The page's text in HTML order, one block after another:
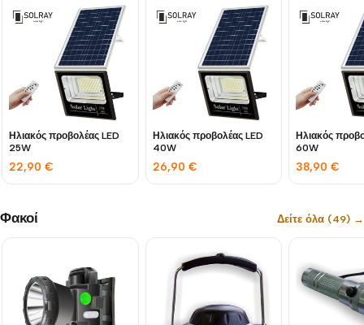
Ηλιακός προβολέας LED
25W
22,90 €
Ηλιακός προβολέας LED
40W
26,90 €
Ηλιακός
60W
38,90€
Φακοί Δείτε όλα (49) →